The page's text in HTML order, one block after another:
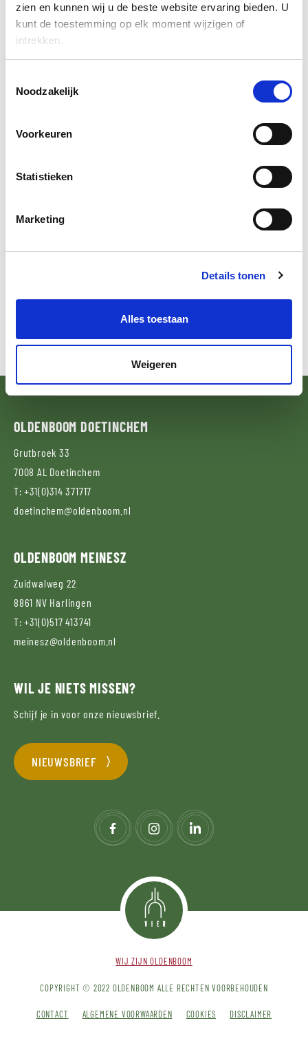
zien en kunnen wij u de beste website ervaring bieden. U
kunt de toestemming op elk moment wijzigen of
intrekken.
Noodzakelijk
Voorkeuren
Statistieken
Marketing
Details tonen
Alles toestaan
Weigeren
enIsofloc zijn al te vinden in de Nationale Milieudatabase. Deze
producten voldoen eveneens aan de hoogste Europese
kwaliteitseisen en zijn Natureplus®-gecertificeerd.
Wat is de milieu-impact, de milieu-kosten indicator en de LCA
van deze natuurlijke materialen? Je leest er meer over in de
De Nationale Milieudatabase biedt essentiële informatie over
bouwproducten. Met deze informatie maak je berekeningen van
de milieuprestatie van bouwwerken. Het helpt je bewust kiezen
TERUG NAAR OVERZICHT
OLDENBOOMDOETINCHEM
Grutbroek 33
7008 AL Doetinchem
T: +31(0)314 371717
doetinchem@oldenboom.nl
OLDENBOOMMEINESZ
Zuidwalweg 22
8861 NV Harlingen
T: +31(0)517 413741
meinesz@oldenboom.nl
WIL JE NIETS MISSEN?
Schijf je in voor onze nieuwsbrief.
NIEUWSBRIEF
WIJ ZIJN OLDENBOOM
COPYRIGHT © 2022 OLDENBOOM ALLE RECHTEN VOORBEHOUDEN
CONTACT ALGEMENE VOORWAARDEN COOKIES DISCLAIMER